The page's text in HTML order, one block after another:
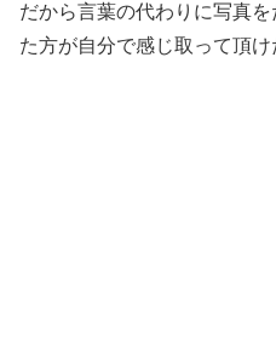
だから言葉の代わりに写真
た方が自分で感じ取って頂け